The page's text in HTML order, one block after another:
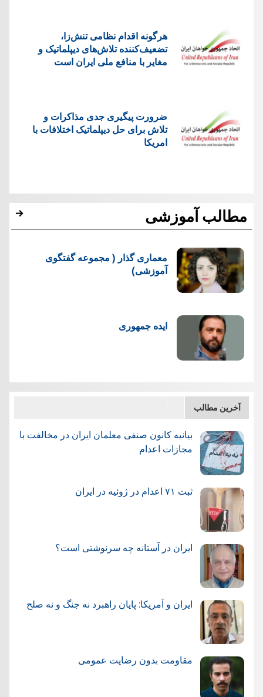
هرگونه اقدام نظامی تنش‌زا،
تضعیف‌کننده تلاش‌های دیپلماتیک و
مغایر با منافع ملی ایران است
ضرورت پیگیری جدی مذاکرات و
تلاش برای حل دیپلماتیک اختلافات با
امریکا
مطالب آموزشی
معماری گذار ( مجموعه گفتگوی
آموزشی)
ایده جمهوری
آخرین مطالب
بیانیه کانون صنفی معلمان ایران در مخالفت با
مجازات اعدام
ثبت ۷۱ اعدام در ژوئيه در ایران
ایران در آستانه چه سرنوشتی است؟
ایران و آمریکا: پایان راهبرد نه جنگ و نه صلح
مقاومت بدون رضایت عمومی